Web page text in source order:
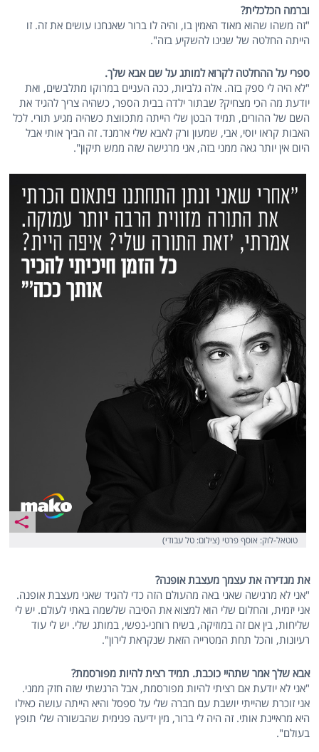
וברמה הכלכלית?
"זה משהו שהוא מאוד האמין בו, והיה לו ברור שאנחנו עושים את זה. זו
הייתה החלטה של שנינו להשקיע בזה".
ספרי על ההחלטה לקרוא למותג על שם אבא שלך.
"לא היה לי ספק בזה. אלה גלביות, ככה העניים במרוקו מתלבשים, ואת
יודעת מה הכי מצחיק? שבתור ילדה בבית הספר, כשהיה צריך להגיד את
השם של ההורים, תמיד הבטן שלי הייתה מתכווצת כשהיה מגיע תורי. לכל
האבות קראו יוסי, אבי, שמעון ורק לאבא שלי ארמנד. זה הביך אותי אבל
היום אין יותר גאה ממני בזה, אני מרגישה שזה ממש תיקון".
טוטאל-לוק: אוסף פרטי (צילום: טל עבודי)
את מגדירה את עצמך מעצבת אופנה?
"אני לא מרגישה שאני באה מהעולם הזה כדי להגיד שאני מעצבת אופנה.
אני יזמית, והחלום שלי הוא למצוא את הסיבה שלשמה באתי לעולם. יש לי
שליחות, בין אם זה במוזיקה, בשיח רוחני-נפשי, במותג שלי. יש לי עוד
רעיונות, והכל תחת המטרייה הזאת שנקראת לירון".
אבא שלך אמר שתהיי כוכבת. תמיד רצית להיות מפורסמת?
"אני לא יודעת אם רציתי להיות מפורסמת, אבל הרגשתי שזה חזק ממני.
אני זוכרת שהייתי יושבת עם חברה שלי על ספסל והיא הייתה עושה כאילו
היא מראיינת אותי. זה היה לי ברור, מין ידיעה פנימית שהבשורה שלי תופץ
בעולם".